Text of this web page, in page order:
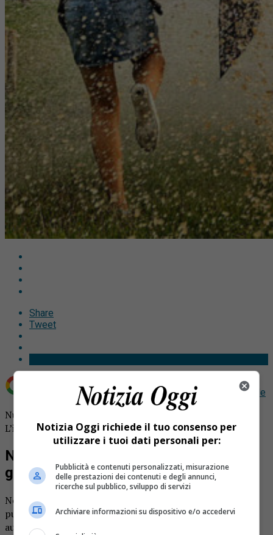
Share
Tweet
Aggiungi Notizia Oggi.it come Fonte preferita su Google
Nuova multa per gli automobilisti che schizzano i pedoni.
L’iniziativa arriva da Arona.
Nuova multa per gli automobilisti in
giornate di pioggia
Nel nuovo regolamento di polizia urbana di Arona c’è un
punto che prevede una sanzione particolare. Gli
automobilisti che schizzano i pedoni in presenza di
Notizia Oggi richiede il tuo consenso per
utilizzare i tuoi dati personali per:
Pubblicità e contenuti personalizzati, misurazione
delle prestazioni dei contenuti e degli annunci,
ricerche sul pubblico, sviluppo di servizi
Archiviare informazioni su dispositivo e/o accedervi